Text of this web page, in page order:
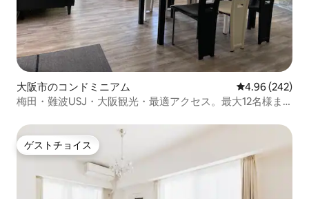
大阪市のコンドミニアム レビュー242
4.96 (242)
梅田・難波USJ・大阪観光・最適アクセス。最大12名様ま
ゲストチョイス
ゲストチョイス